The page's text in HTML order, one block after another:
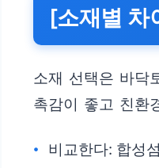
[소재별 차
소재 선택은 바닥
촉감이 좋고 친환
비교한다: 합성